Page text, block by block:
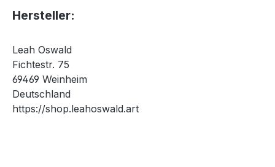
Hersteller:
Leah Oswald
Fichtestr. 75
69469 Weinheim
Deutschland
https://shop.leahoswald.art